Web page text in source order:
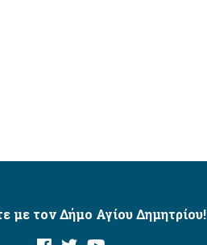
με τον Δήμο Αγίου Δημητρίου!